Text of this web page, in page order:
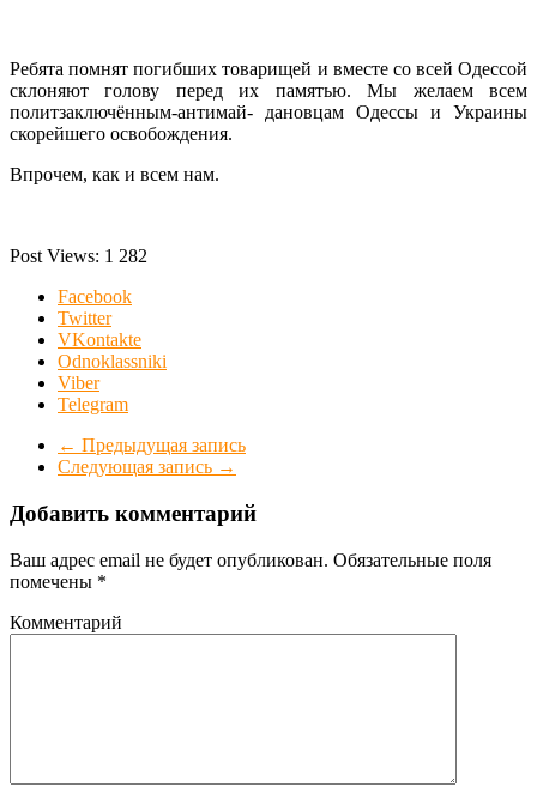
Ребята помнят погибших товарищей и вместе со всей Одессой
склоняют голову перед их памятью. Мы желаем всем
политзаключённым-антимай- дановцам Одессы и Украины
скорейшего освобождения.
Впрочем, как и всем нам.
Post Views: 1 282
Facebook
Twitter
VKontakte
Odnoklassniki
Viber
Telegram
← Предыдущая запись
Следующая запись →
Добавить комментарий
Ваш адрес email не будет опубликован. Обязательные поля
помечены *
Комментарий